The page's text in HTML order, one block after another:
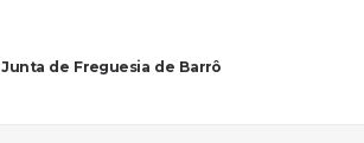
Junta de Freguesia de Barrô